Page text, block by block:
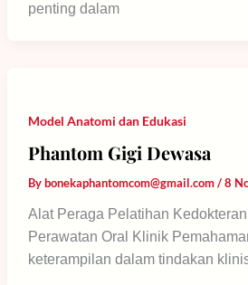
penting dalam
Model Anatomi dan Edukasi
Phantom Gigi Dewasa
Bybonekaphantomcom@gmail.com/8
Alat Peraga Pelatihan
Perawatan Oral Klinik
keterampilan dalam tindakan